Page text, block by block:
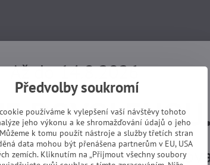
Předvolby soukromí
používáme k vylepšení vaší návštěvy tohoto
jeho výkonu a ke shromažďování údajů o jeho
k tomu použít nástroje a služby třetích stran
data mohou být přenášena partnerům v EU, USA
zemích. Kliknutím na „Přijmout všechny soubory
Až do 14.8.2026
DOVOLENOU.
shopu budeme